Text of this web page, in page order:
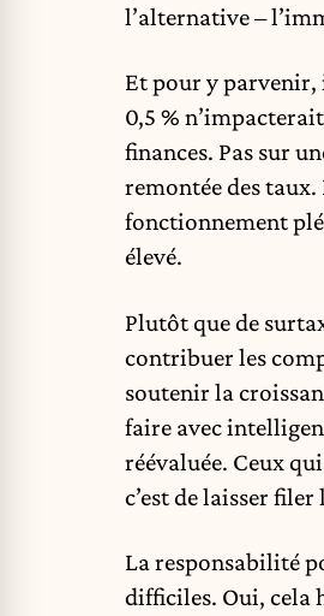
l’alternative –
Et pour y parvenir,
0,5 %
finances. Pas sur
remontée des
fonctionnement
élevé.
Plutôt que de
contribuer les
soutenir la
faire avec
réévaluée. Ceux
c’est de laisser
La responsabilité
difficiles. Oui, cela